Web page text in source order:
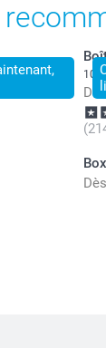
votre
une belle
10
Dès
Dès